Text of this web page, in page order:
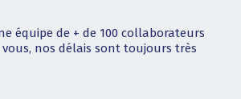
équipe de + de 100 collaborateurs
vous, nos délais sont toujours très